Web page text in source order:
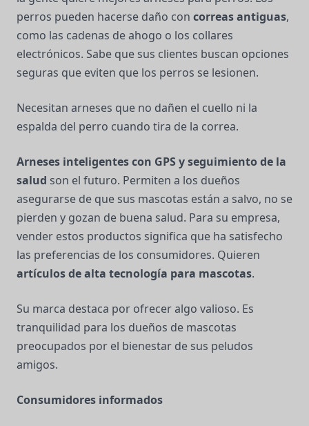
perros pueden hacerse daño con correas antiguas,
como las cadenas de ahogo o los collares
electrónicos. Sabe que sus clientes buscan opciones
seguras que eviten que los perros se lesionen.
Necesitan arneses que no dañen el cuello ni la
espalda del perro cuando tira de la correa.
Arneses inteligentes con GPS y seguimiento de la
salud son el futuro. Permiten a los dueños
asegurarse de que sus mascotas están a salvo, no se
pierden y gozan de buena salud. Para su empresa,
vender estos productos significa que ha satisfecho
las preferencias de los consumidores. Quieren
artículos de alta tecnología para mascotas.
Su marca destaca por ofrecer algo valioso. Es
tranquilidad para los dueños de mascotas
preocupados por el bienestar de sus peludos
amigos.
Consumidores informados